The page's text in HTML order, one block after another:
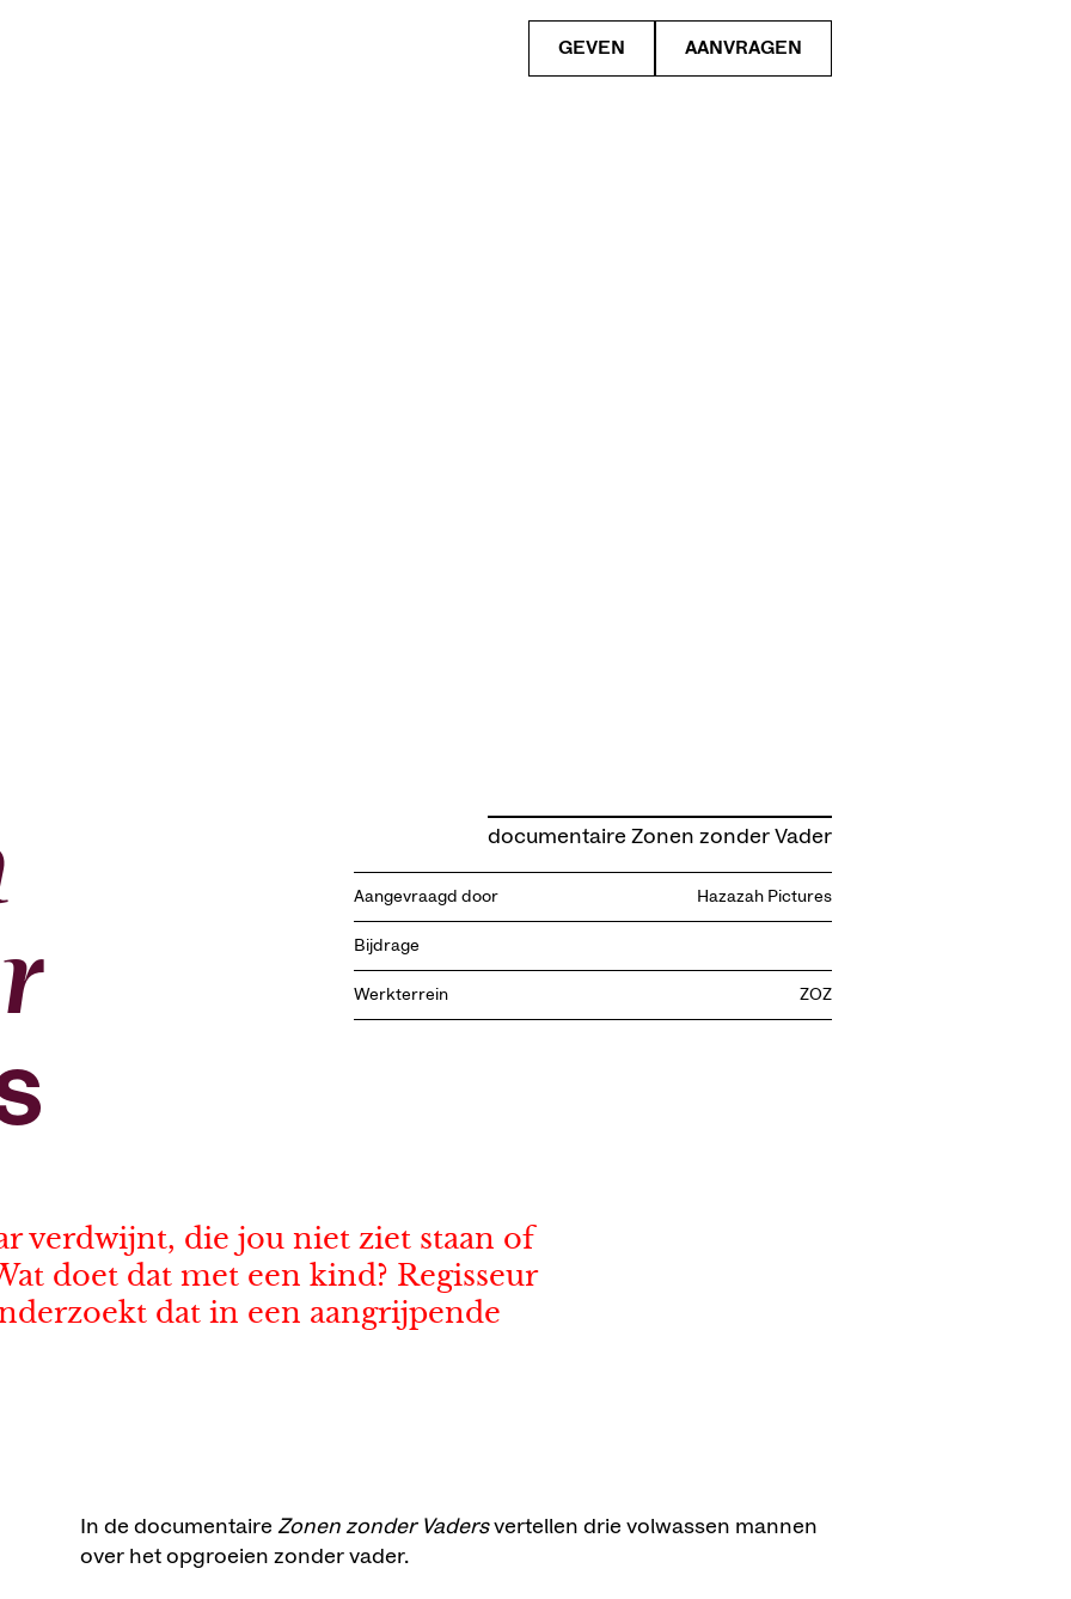
GEVEN AANVRAGEN
documentaire Zonen zonder Vader
Aangevraagd door Hazazah Pictures
Bijdrage
Werkterrein ZOZ
verdwijnt, die jou niet ziet staan of
doet dat met een kind? Regisseur
dat in een aangrijpende
In de documentaire Zonen zonder Vadersvertellen drie volwassen mannen
over het opgroeien zonder vader.